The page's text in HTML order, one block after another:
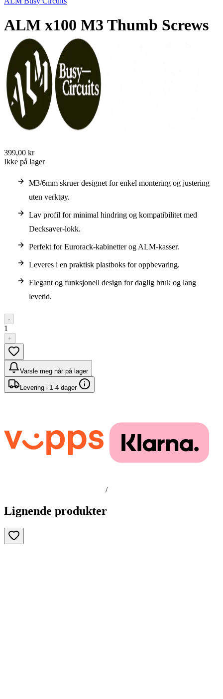
ALM x100 M3 Thumb Screws
399,00 kr
Ikke på lager
M3/6mm skruer designet for enkel montering og justering
uten verktøy.
Lav profil for minimal hindring og kompatibilitet med
Decksaver-lokk.
Perfekt for Eurorack-kabinetter og ALM-kasser.
Leveres i en praktisk plastboks for oppbevaring.
Elegant og funksjonell design for daglig bruk og lang
levetid.
-
1
+
Varsle meg når på lager
Levering i 1-4 dager
/
Lignende produkter